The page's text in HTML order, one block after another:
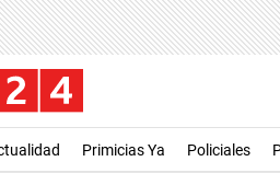
Primicias Ya Policiales